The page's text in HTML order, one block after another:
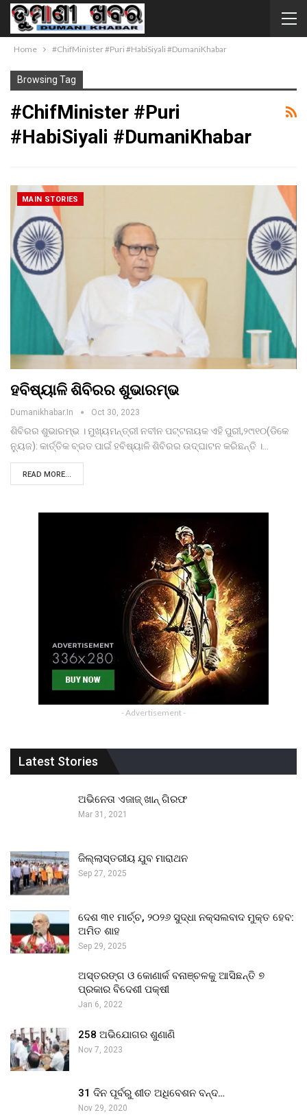
Home #ChifMinister #Puri #HabiSiyali #DumaniKhabar
Browsing Tag
#ChifMinister #Puri
#HabiSiyali #DumaniKhabar
MAIN STORIES
ହବିଷ୍ୟାଳି ଶିବିରର ଶୁଭାରମ୍ଭ
Dumanikhabar.in Oct 30, 2023
ଶିବିରର ଶୁଭାରମ୍ଭ । ମୁଖ୍ୟମନ୍ତ୍ରୀ ନବୀନ ପଟ୍ଟନାୟକ ଏହି ପୁରୀ,୨୯ା୧୦(ଡିକେ
ନୁ୍ୟଜ): କାର୍ତ୍ତିକ ବ୍ରତ ପାଇଁ ହବିଷ୍ୟାଳି ଶିବିରର ଉଦ୍ଘାଟନ କରିଛନ୍ତି ।…
READ MORE...
- Advertisement -
Latest Stories
ଅଭିନେତା ଏଜାଜ୍ ଖାନ୍ ଗିରଫ
Mar 31, 2021
ଜିଲ୍ଲାସ୍ତରୀୟ ଯୁବ ମାରାଥନ
Sep 27, 2025
ଦେଶ ୩୧ ମାର୍ଚ୍ଚ, ୨୦୨୬ ସୁଦ୍ଧା ନକ୍ସଲବାଦ ମୁକ୍ତ ହେବ:
ଅମିତ ଶାହ
Sep 29, 2025
ଅସ୍ତରଙ୍ଗ ଓ କୋଣାର୍କ ବନାଞ୍ଚଳକୁ ଆସିଛନ୍ତି ୭
ପ୍ରକାର ବିଦେଶୀ ପକ୍ଷୀ
Jan 6, 2022
258 ଅଭିଯୋଗର ଶୁଣାଣି
Nov 7, 2023
31 ଦିନ ପୂର୍ବରୁ ଶୀତ ଅଧିବେଶନ ବନ୍ଦ…
Nov 29, 2020